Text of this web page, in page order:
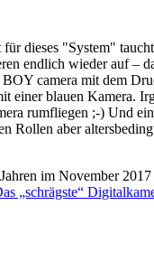
dieses "System"
endlich wieder auf –
camera mit dem
einer blauen Kamera.
rumfliegen ;-) Und
Rollen aber
im November
„schrägste“